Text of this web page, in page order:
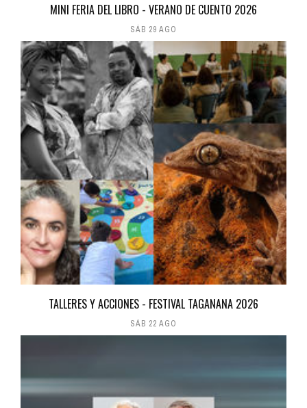
MINI FERIA DEL LIBRO - VERANO DE CUENTO 2026
SÁB 29 AGO
TALLERES Y ACCIONES - FESTIVAL TAGANANA 2026
SÁB 22 AGO